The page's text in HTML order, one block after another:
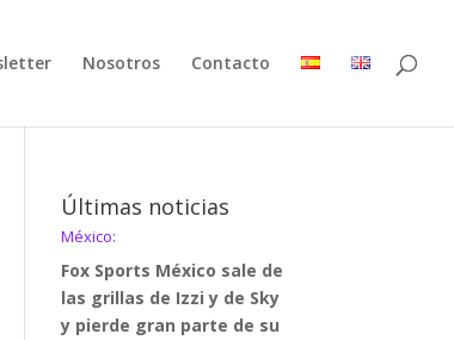
Nosotros Contacto
Últimas noticias
México:
Fox Sports México sale de
las grillas de Izzi y de Sky
y pierde gran parte de su